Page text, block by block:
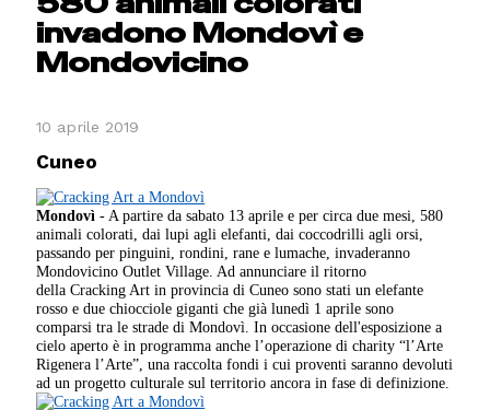
invadono Mondovì e
Mondovicino
10 aprile 2019
Cuneo
Mondovì - A partire da sabato 13 aprile e per circa due mesi, 580
animali colorati, dai lupi agli elefanti, dai coccodrilli agli orsi,
passando per pinguini, rondini, rane e lumache, invaderanno
Mondovicino Outlet Village. Ad annunciare il ritorno
della Cracking Art in provincia di Cuneo sono stati un elefante
rosso e due chiocciole giganti che già lunedì 1 aprile sono
comparsi tra le strade di Mondovì. In occasione dell'esposizione a
cielo aperto è in programma anche l’operazione di charity “l’Arte
Rigenera l’Arte”, una raccolta fondi i cui proventi saranno devoluti
ad un progetto culturale sul territorio ancora in fase di definizione.